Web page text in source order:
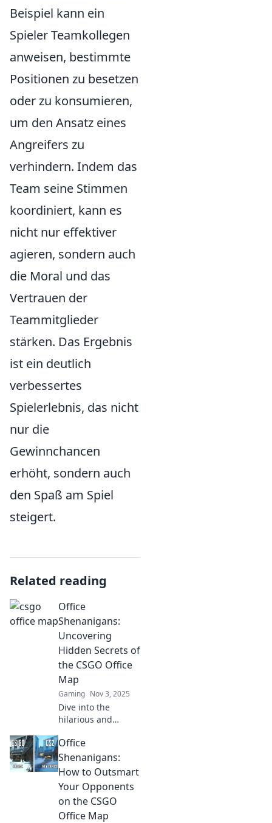
Beispiel kann ein
Spieler Teamkollegen
anweisen, bestimmte
Positionen zu besetzen
oder zu konsumieren,
um den Ansatz eines
Angreifers zu
verhindern. Indem das
Team seine Stimmen
koordiniert, kann es
nicht nur effektiver
agieren, sondern auch
die Moral und das
Vertrauen der
Teammitglieder
stärken. Das Ergebnis
ist ein deutlich
verbessertes
Spielerlebnis, das nicht
nur die
Gewinnchancen
erhöht, sondern auch
den Spaß am Spiel
steigert.
Related reading
Office
Shenanigans:
Uncovering
Hidden Secrets of
the CSGO Office
Map
Gaming Nov 3, 2025
Dive into the
hilarious and
of the CSGO office
map! Discover
hidden gems and
laugh along with
our wild office tales!
Office
Shenanigans:
How to Outsmart
Your Opponents
on the CSGO
Office Map